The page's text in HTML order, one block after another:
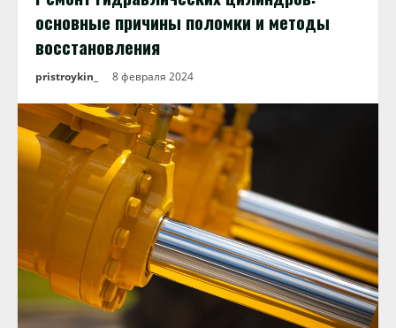
основные причины поломки и методы
восстановления
pristroykin_ 8 февраля 2024